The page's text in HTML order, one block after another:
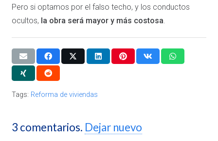
Pero si optamos por el falso techo, y los conductos
ocultos, la obra será mayor y más costosa
Tags: Reforma de viviendas
3 comentarios. Dejar nuevo